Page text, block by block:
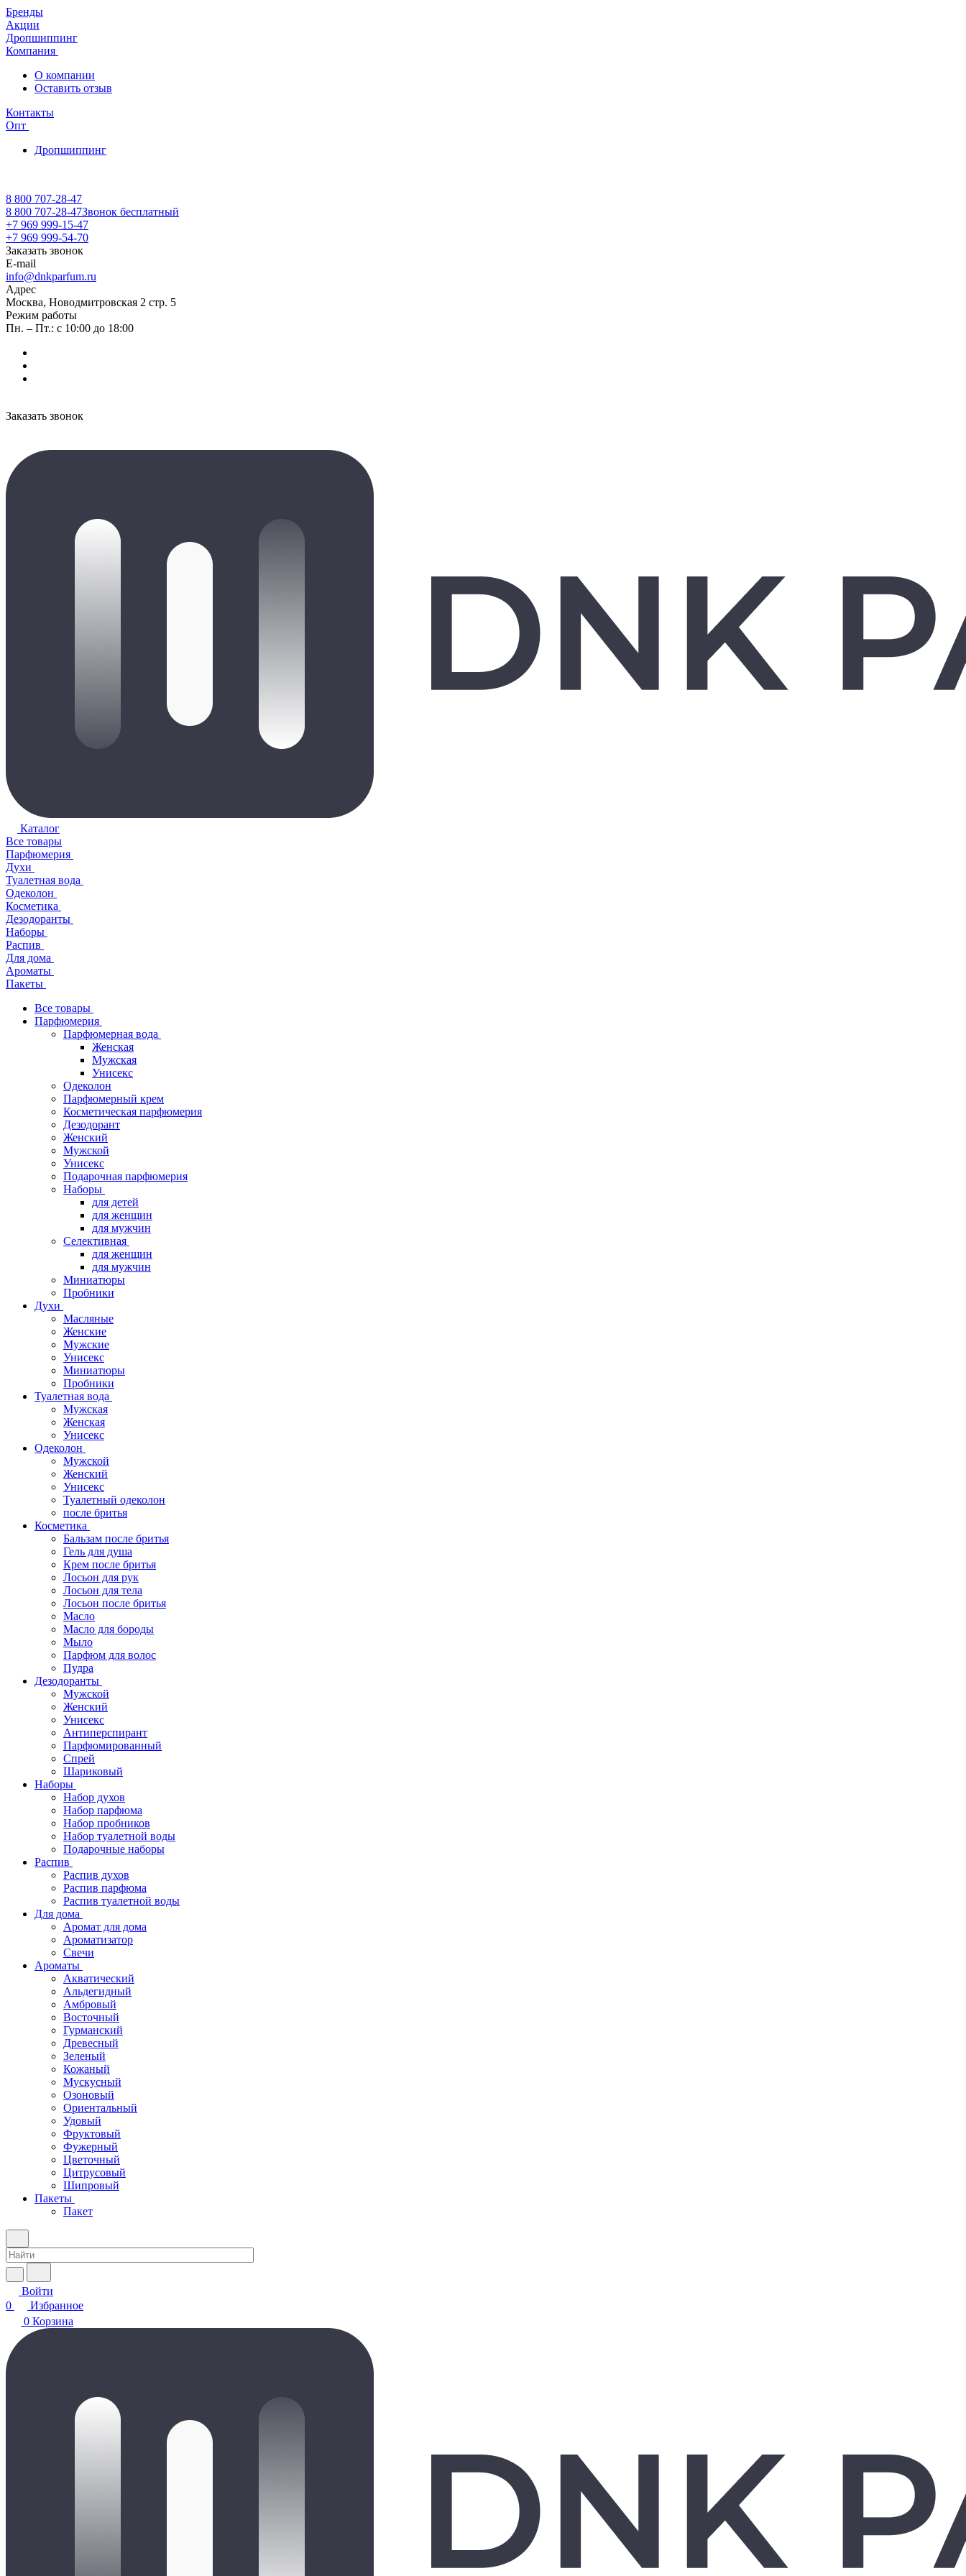
Бренды
Акции
Дропшиппинг
Компания
О компании
Оставить отзыв
Контакты
Опт
Дропшиппинг
8 800 707-28-47
8 800 707-28-47Звонок бесплатный
+7 969 999-15-47
+7 969 999-54-70
Заказать звонок
E-mail
info@dnkparfum.ru
Адрес
Москва, Новодмитровская 2 стр. 5
Режим работы
Пн. – Пт.: с 10:00 до 18:00
Заказать звонок
Каталог
Все товары
Парфюмерия
Духи
Туалетная вода
Одеколон
Косметика
Дезодоранты
Наборы
Распив
Для дома
Ароматы
Пакеты
Все товары
Парфюмерия
Парфюмерная вода
Женская
Мужская
Унисекс
Одеколон
Парфюмерный крем
Косметическая парфюмерия
Дезодорант
Женский
Мужской
Унисекс
Подарочная парфюмерия
Наборы
для детей
для женщин
для мужчин
Селективная
для женщин
для мужчин
Миниатюры
Пробники
Духи
Масляные
Женские
Мужские
Унисекс
Миниатюры
Пробники
Туалетная вода
Мужская
Женская
Унисекс
Одеколон
Мужской
Женский
Унисекс
Туалетный одеколон
после бритья
Косметика
Бальзам после бритья
Гель для душа
Крем после бритья
Лосьон для рук
Лосьон для тела
Лосьон после бритья
Масло
Масло для бороды
Мыло
Парфюм для волос
Пудра
Дезодоранты
Мужской
Женский
Унисекс
Антиперспирант
Парфюмированный
Спрей
Шариковый
Наборы
Набор духов
Набор парфюма
Набор пробников
Набор туалетной воды
Подарочные наборы
Распив
Распив духов
Распив парфюма
Распив туалетной воды
Для дома
Аромат для дома
Ароматизатор
Свечи
Ароматы
Акватический
Альдегидный
Амбровый
Восточный
Гурманский
Древесный
Зеленый
Кожаный
Мускусный
Озоновый
Ориентальный
Удовый
Фруктовый
Фужерный
Цветочный
Цитрусовый
Шипровый
Пакеты
Пакет
Войти
0
Избранное
0 Корзина